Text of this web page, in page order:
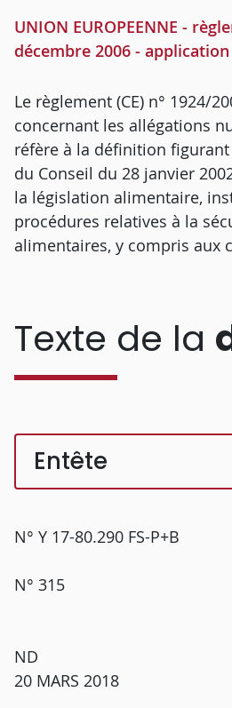
UNION EUROPEENNE -
décembre 2006 - application
Le règlement (CE) n° 1924/
concernant les allégations
réfère à la définition figurant
du Conseil du 28 janvier
la législation alimentaire,
procédures relatives à la
alimentaires, y compris aux
Texte de la
Entête
N° Y 17-80.290 FS-P+B
N° 315
ND
20 MARS 2018